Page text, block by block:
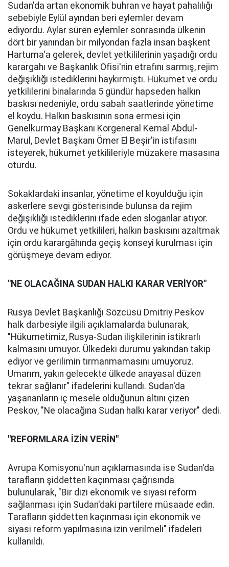
Sudan'da artan ekonomik buhran ve hayat pahalılığı
sebebiyle Eylül ayından beri eylemler devam
ediyordu. Aylar süren eylemler sonrasında ülkenin
dört bir yanından bir milyondan fazla insan başkent
Hartuma'a gelerek, devlet yetkililerinin yaşadığı ordu
karargahı ve Başkanlık Ofisi'nin etrafını sarmış, rejim
değişikliği istediklerini haykırmıştı. Hükumet ve ordu
yetkililerini binalarında 5 gündür hapseden halkın
baskısı nedeniyle, ordu sabah saatlerinde yönetime
el koydu. Halkın baskısının sona ermesi için
Genelkurmay Başkanı Korgeneral Kemal Abdul-
Marul, Devlet Başkanı Ömer El Beşir'in istifasını
isteyerek, hükumet yetkilileriyle müzakere masasına
oturdu.
Sokaklardaki insanlar, yönetime el koyulduğu için
askerlere sevgi gösterisinde bulunsa da rejim
değişikliği istediklerini ifade eden sloganlar atıyor.
Ordu ve hükumet yetkilileri, halkın baskısını azaltmak
için ordu karargâhında geçiş konseyi kurulması için
görüşmeye devam ediyor.
"NE OLACAĞINA SUDAN HALKI KARAR VERİYOR"
Rusya Devlet Başkanlığı Sözcüsü Dmitriy Peskov
halk darbesiyle ilgili açıklamalarda bulunarak,
"Hükumetimiz, Rusya-Sudan ilişkilerinin istikrarlı
kalmasını umuyor. Ülkedeki durumu yakından takip
ediyor ve gerilimin tırmanmamasını umuyoruz.
Umarım, yakın gelecekte ülkede anayasal düzen
tekrar sağlanır" ifadelerini kullandı. Sudan'da
yaşananların iç mesele olduğunun altını çizen
Peskov, "Ne olacağına Sudan halkı karar veriyor" dedi.
"REFORMLARA İZİN VERİN"
Avrupa Komisyonu'nun açıklamasında ise Sudan'da
tarafların şiddetten kaçınması çağrısında
bulunularak, "Bir dizi ekonomik ve siyasi reform
sağlanması için Sudan'daki partilere müsaade edin.
Tarafların şiddetten kaçınması için ekonomik ve
siyasi reform yapılmasına izin verilmeli" ifadeleri
kullanıldı.